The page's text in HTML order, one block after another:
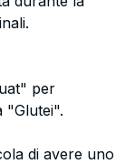
per
"Glutei".
di avere uno